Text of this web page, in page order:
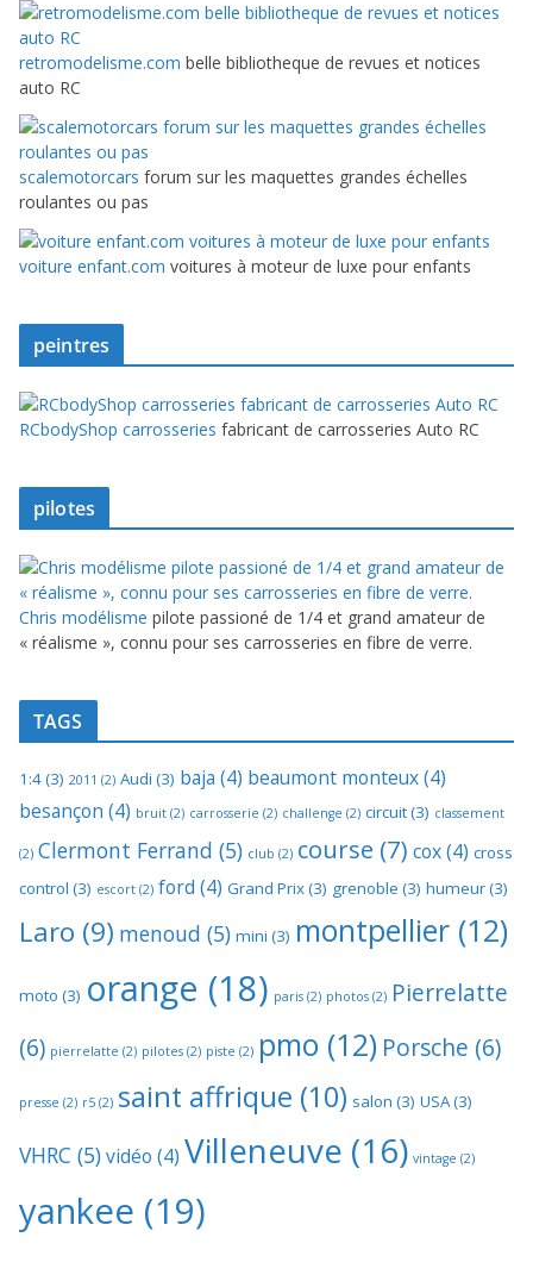
retromodelisme.com belle bibliotheque de revues et notices
auto RC
scalemotorcars forum sur les maquettes grandes échelles
roulantes ou pas
voiture enfant.com voitures à moteur de luxe pour enfants
peintres
RCbodyShop carrosseries fabricant de carrosseries Auto RC
pilotes
Chris modélisme pilote passioné de 1/4 et grand amateur de
« réalisme », connu pour ses carrosseries en fibre de verre.
TAGS
1:4(3) 2011 (2) Audi (3) baja (4) beaumont monteux(4)
besançon (4) bruit (2) carrosserie (2) challenge (2) circuit(3) classement
(2) Clermont Ferrand (5) club (2) course (7) cox(4) cross
control (3) escort (2) ford (4) Grand Prix(3) grenoble (3) humeur(3)
Laro (9) menoud (5) mini (3) montpellier (12)
moto (3) orange (18) paris (2) photos (2) Pierrelatte
(6) pierrelatte (2) pilotes (2) piste (2) pmo (12) Porsche (6)
presse (2) r5 (2) saint affrique (10) salon (3) USA(3)
VHRC (5)vidéo (4) Villeneuve (16) vintage (2)
yankee (19)